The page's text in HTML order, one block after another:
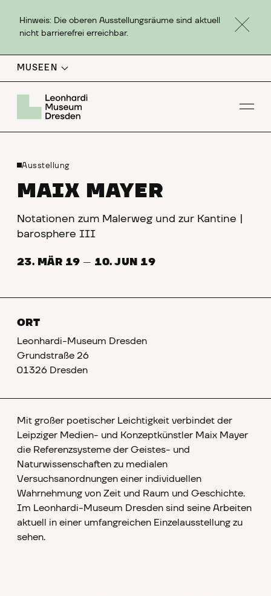
Hinweis: Die oberen Ausstellungsräume sind aktuell
nicht barrierefrei erreichbar.
MUSEEN
Ausstellung
MAIX MAYER
Notationen zum Malerweg und zur Kantine |
barosphere III
23. MÄR 19 — 10. JUN 19
ORT
Leonhardi-Museum Dresden
Grundstraße 26
01326 Dresden
Mit großer poetischer Leichtigkeit verbindet der
Leipziger Medien- und Konzeptkünstler Maix Mayer
die Referenzsysteme der Geistes- und
Naturwissenschaften zu medialen
Versuchsanordnungen einer individuellen
Wahrnehmung von Zeit und Raum und Geschichte.
Im Leonhardi-Museum Dresden sind seine Arbeiten
aktuell in einer umfangreichen Einzelausstellung zu
sehen.